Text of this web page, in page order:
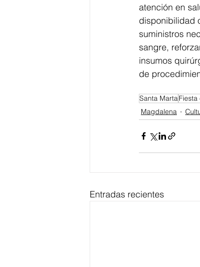
atención en
disponibilidad
suministros
sangre,
insumos
de
Santa Marta
Magdalena
Entradas recientes